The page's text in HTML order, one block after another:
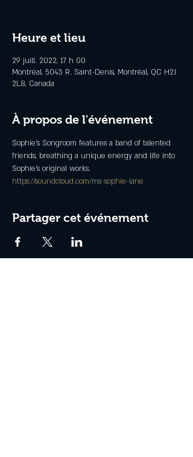
Heure et lieu
29 juill. 2022, 17 h 00
Montréal, 5043 R. Saint-Denis, Montréal, QC H2J
2L8, Canada
À propos de l'événement
Sophie's Songroom features a band of talented
friends, breathing a unique energy and life into
Sophie's original works.
https://soundcloud.com/ms-sophie-lane
Partager cet événement